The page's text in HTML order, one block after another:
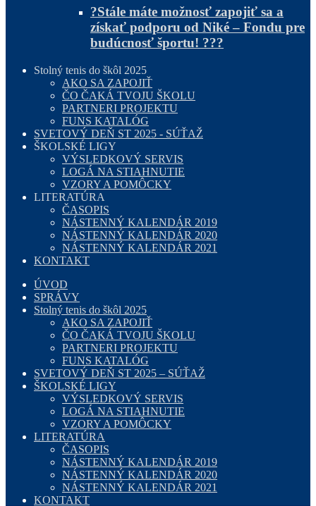
?Stále máte možnosť zapojiť sa a
získať podporu od Niké – Fondu pre
budúcnosť športu! ???
Stolný tenis do škôl 2025
AKO SA ZAPOJIŤ
ČO ČAKÁ TVOJU ŠKOLU
PARTNERI PROJEKTU
FUNS KATALÓG
SVETOVÝ DEŇ ST 2025 - SÚŤAŽ
ŠKOLSKÉ LIGY
VÝSLEDKOVÝ SERVIS
LOGÁ NA STIAHNUTIE
VZORY A POMÔCKY
LITERATÚRA
ČASOPIS
NÁSTENNÝ KALENDÁR 2019
NÁSTENNÝ KALENDÁR 2020
NÁSTENNÝ KALENDÁR 2021
KONTAKT
ÚVOD
SPRÁVY
Stolný tenis do škôl 2025
AKO SA ZAPOJIŤ
ČO ČAKÁ TVOJU ŠKOLU
PARTNERI PROJEKTU
FUNS KATALÓG
SVETOVÝ DEŇ ST 2025 – SÚŤAŽ
ŠKOLSKÉ LIGY
VÝSLEDKOVÝ SERVIS
LOGÁ NA STIAHNUTIE
VZORY A POMÔCKY
LITERATÚRA
ČASOPIS
NÁSTENNÝ KALENDÁR 2019
NÁSTENNÝ KALENDÁR 2020
NÁSTENNÝ KALENDÁR 2021
KONTAKT